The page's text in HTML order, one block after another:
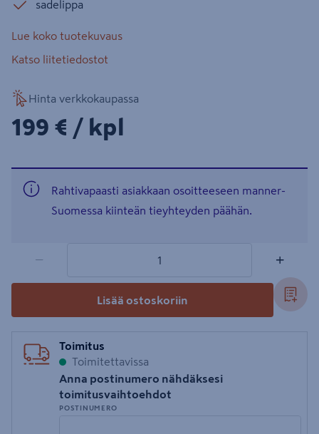
sadelippa
Lue koko tuotekuvaus
Katso liitetiedostot
Hinta verkkokaupassa
199€/kpl
199 € / kpl
Rahtivapaasti asiakkaan osoitteeseen manner-
Suomessa kiinteän tieyhteyden päähän.
− +
Lisää ostoskoriin
Toimitus
Toimitettavissa
Anna postinumero nähdäksesi
toimitusvaihtoehdot
POSTINUMERO